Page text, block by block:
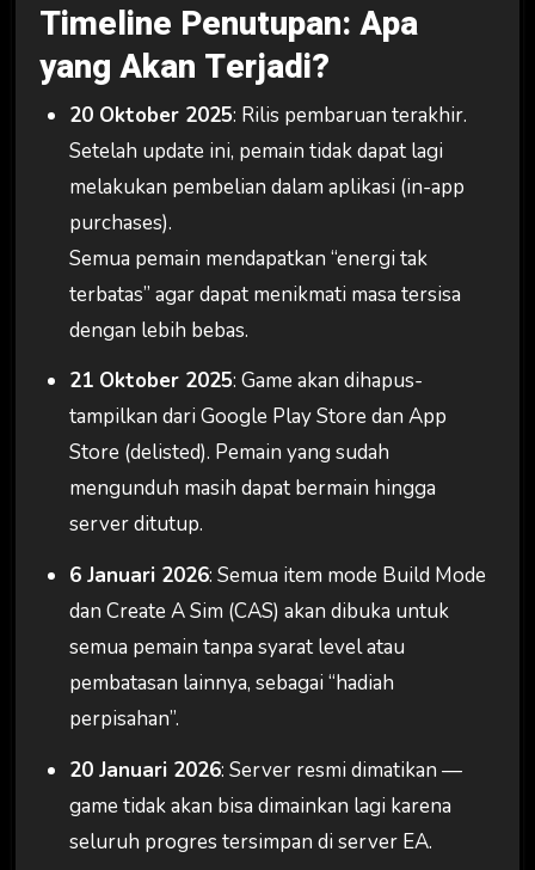
Timeline Penutupan: Apa
yang Akan Terjadi?
20 Oktober 2025: Rilis pembaruan terakhir.
Setelah update ini, pemain tidak dapat lagi
melakukan pembelian dalam aplikasi (in-app
purchases).
Semua pemain mendapatkan “energi tak
terbatas” agar dapat menikmati masa tersisa
dengan lebih bebas.
21 Oktober 2025: Game akan dihapus-
tampilkan dari Google Play Store dan App
Store (delisted). Pemain yang sudah
mengunduh masih dapat bermain hingga
server ditutup.
6 Januari 2026: Semua item mode Build Mode
dan Create A Sim (CAS) akan dibuka untuk
semua pemain tanpa syarat level atau
pembatasan lainnya, sebagai “hadiah
perpisahan”.
20 Januari 2026: Server resmi dimatikan —
game tidak akan bisa dimainkan lagi karena
seluruh progres tersimpan di server EA.